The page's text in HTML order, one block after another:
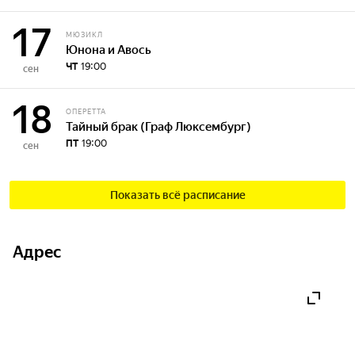
17
сен
МЮЗИКЛ
Юнона и Авось
ЧТ19:00
18
сен
ОПЕРЕТТА
Тайный брак (Граф Люксембург)
ПТ19:00
Показать всё расписание
Адрес